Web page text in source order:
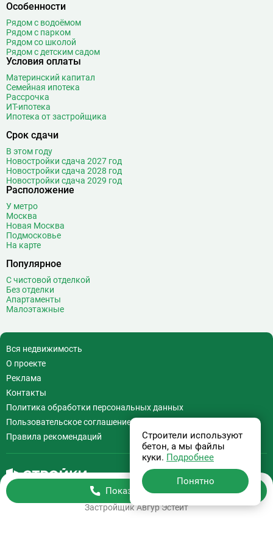
Показать телефон
ЗастройщикАвгур Эстейт
Особенности
Рядом с водоёмом
Рядом с парком
Рядом со школой
Рядом с детским садом
Условия оплаты
Материнский капитал
Семейная ипотека
Рассрочка
ИТ-ипотека
Ипотека от застройщика
Срок сдачи
В этом году
Новостройки сдача 2027 год
Новостройки сдача 2028 год
Новостройки сдача 2029 год
Расположение
У метро
Москва
Новая Москва
Подмосковье
На карте
Популярное
С чистовой отделкой
Без отделки
Апартаменты
Малоэтажные
Вся недвижимость
О проекте
Реклама
Контакты
Политика обработки персональных данных
Пользовательское соглашение
Правила рекомендаций
Бесплатная консультация
+7 (495) 308-07-97
Строители используют
бетон, а мы файлы
куки. Подробнее
Понятно